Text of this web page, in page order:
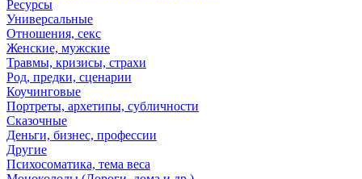
Ресурсы
Универсальные
Отношения, секс
Женские, мужские
Травмы, кризисы, страхи
Род, предки, сценарии
Коучинговые
Портреты, архетипы, субличности
Сказочные
Деньги, бизнес, профессии
Другие
Психосоматика, тема веса